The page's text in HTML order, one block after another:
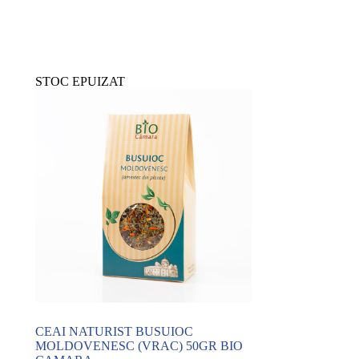
STOC EPUIZAT
CEAI NATURIST BUSUIOC
MOLDOVENESC (VRAC) 50GR BIO